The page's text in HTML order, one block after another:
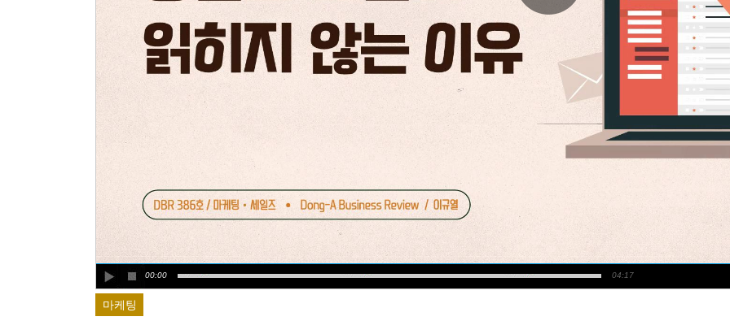
00:00 04:17
마케팅